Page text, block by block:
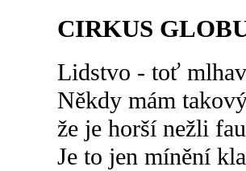
CIRKUS
Lidstvo - toť
Někdy mám
že je horší nežli
Je to jen mínění